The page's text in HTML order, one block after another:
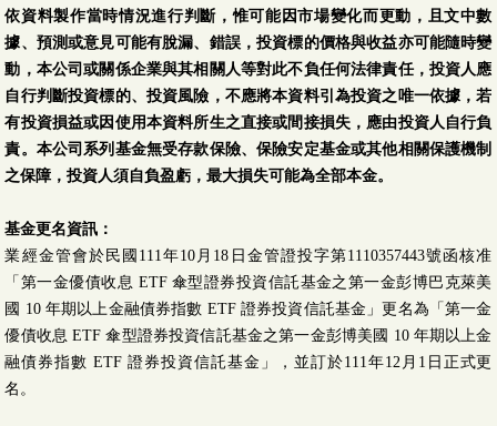
依資料製作當時情況進行判斷，惟可能因市場變化而更動，且文中數
據、預測或意見可能有脫漏、錯誤，投資標的價格與收益亦可能隨時變
動，本公司或關係企業與其相關人等對此不負任何法律責任，投資人應
自行判斷投資標的、投資風險，不應將本資料引為投資之唯一依據，若
有投資損益或因使用本資料所生之直接或間接損失，應由投資人自行負
責。本公司系列基金無受存款保險、保險安定基金或其他相關保護機制
之保障，投資人須自負盈虧，最大損失可能為全部本金。
基金更名資訊：
業經金管會於民國111年10月18日金管證投字第1110357443號函核准
「第一金優債收息 ETF 傘型證券投資信託基金之第一金彭博巴克萊美
國 10 年期以上金融債券指數 ETF 證券投資信託基金」更名為「第一金
優債收息 ETF 傘型證券投資信託基金之第一金彭博美國 10 年期以上金
融債券指數 ETF 證券投資信託基金」，並訂於111年12月1日正式更
名。